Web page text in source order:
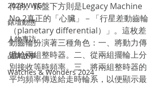
2023WWG
錶壇動態
人物專訪
品牌故事
Watches & Wonders 2024
作的。錶盤下方則是Legacy Machine
No.2真正的「心臟」－「行星差動齒輪
（planetary differential）」。這枚差
動齒輪扮演著三種角色：一、將動力傳
遞給兩組整時器。二、從兩組擺輪上分
別接收等時頻率。三、將兩組整時器的
平均頻率傳送給走時輪系，以便顯示最